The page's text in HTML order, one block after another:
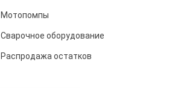
Мотопомпы
Сварочное оборудование
Распродажа остатков